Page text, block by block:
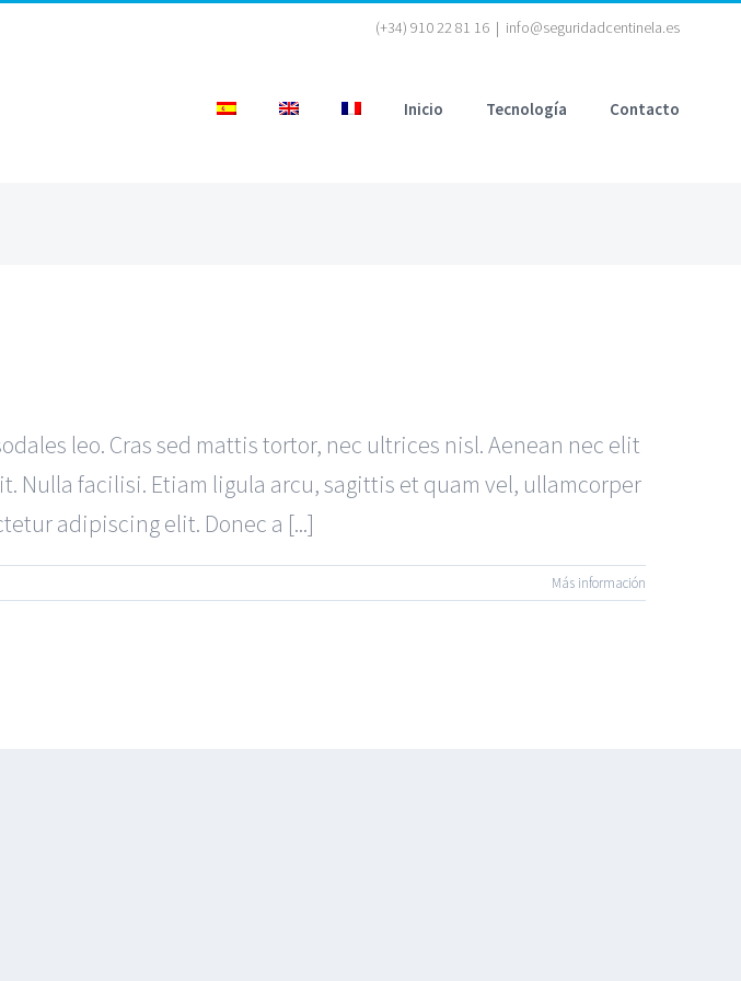
(+34) 910 22 81 16 | info@seguridadcentinela.es
Inicio Tecnología Contacto
leo. Cras sed mattis tortor, nec ultrices nisl. Aenean nec elit
Nulla facilisi. Etiam ligula arcu, sagittis et quam vel, ullamcorper
adipiscing elit. Donec a [...]
Más información